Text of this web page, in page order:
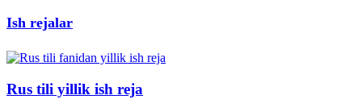
Ish rejalar
Rus tili yillik ish reja